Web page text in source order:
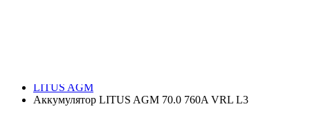
LITUS AGM
Аккумулятор LITUS AGM 70.0 760A VRL L3